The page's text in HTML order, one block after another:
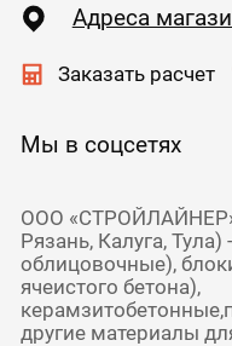
Адреса
Заказать расчет
Мы в соцсетях
ООО «СТРОЙЛАЙНЕР»
Рязань, Калуга,
облицовочные),
ячеистого бетона),
другие материалы